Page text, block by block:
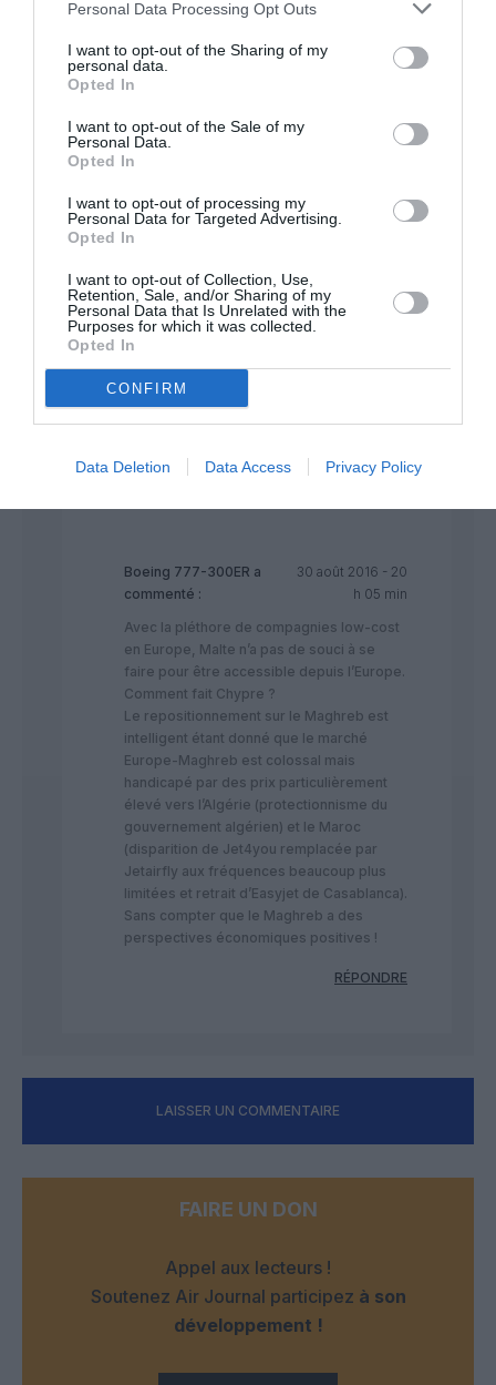
Personal Data Processing Opt Outs
I want to opt-out of the Sharing of my
personal data.
Opted In
I want to opt-out of the Sale of my
Personal Data.
Opted In
I want to opt-out of processing my
Personal Data for Targeted Advertising.
Opted In
I want to opt-out of Collection, Use,
Retention, Sale, and/or Sharing of my
Personal Data that Is Unrelated with the
Purposes for which it was collected.
Opted In
CONFIRM
Data Deletion Data Access Privacy Policy
fait cou….ner, si le nouvel actionnaire n’éponge pas la dette et
On comprend mieux les réactions particulièrement virulentes
du ministre local.
RÉPONDRE
Max123 a commenté :
29 août 2016 - 14 h 55
Ce n’est pas une histoire de « couillonnade » mais
de choix :
• Soit on souhaite une compagnie publique qui
transporte les touristes à Malte quitte à faire des
• Soit on souhaite une compagnie rentable qui
opère donc des lignes rentables.
La vie est faite de choix. Le choix semble être la
Boeing 777-300ER a
commenté :
30 août 2016 - 20
h 05 min
Avec la pléthore de compagnies low-cost
en Europe, Malte n’a pas de souci à se
faire pour être accessible depuis l’Europe.
Comment fait Chypre ?
Le repositionnement sur le Maghreb est
intelligent étant donné que le marché
Europe-Maghreb est colossal mais
handicapé par des prix particulièrement
élevé vers l’Algérie (protectionnisme du
gouvernement algérien) et le Maroc
(disparition de Jet4you remplacée par
Jetairfly aux fréquences beaucoup plus
limitées et retrait d’Easyjet de Casablanca).
Sans compter que le Maghreb a des
perspectives économiques positives !
RÉPONDRE
LAISSER UN COMMENTAIRE
FAIRE UN DON
Appel aux lecteurs !
Soutenez Air Journal participez à son
développement !